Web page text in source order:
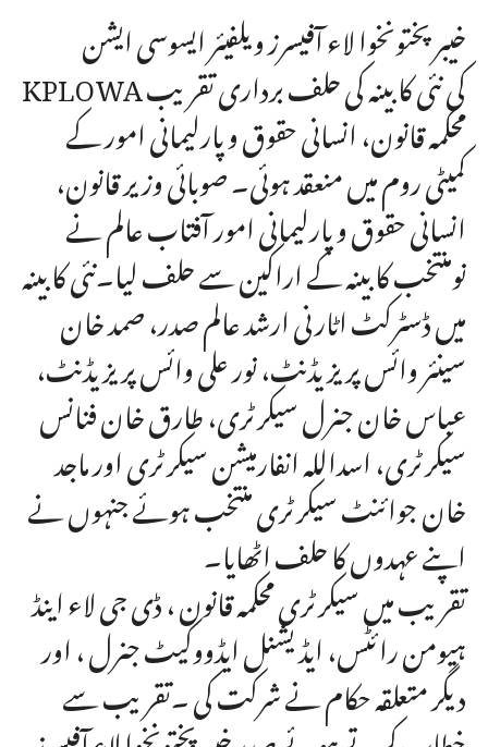
خیبر پختونخوا لاء آفیسرز ویلفیئر ایسوسی ایشن
KPLOWA کی نئی کابینہ کی حلف برداری تقریب
محکمہ قانون، انسانی حقوق و پارلیمانی امور کے
کمیٹی روم میں منعقد ہوئی۔ صوبائی وزیر قانون،
انسانی حقوق و پارلیمانی امور آفتاب عالم نے
نومنتخب کابینہ کے اراکین سے حلف لیا۔نئی کابینہ
میں ڈسٹرکٹ اٹارنی ارشد عالم صدر، صمد خان
سینئر وائس پریزیڈنٹ، نور علی وائس پریزیڈنٹ،
عباس خان جنرل سیکرٹری، طارق خان فنانس
سیکرٹری، اسداللہ انفارمیشن سیکرٹری اور ماجد
خان جوائنٹ سیکرٹری منتخب ہوئے جنہوں نے
اپنے عہدوں کا حلف اٹھایا۔
تقریب میں سیکرٹری محکمہ قانون ، ڈی جی لاء اینڈ
ہیومن رائٹس، ایڈیشنل ایڈووکیٹ جنرل ، اور
دیگر متعلقہ حکام نے شرکت کی ۔تقریب سے